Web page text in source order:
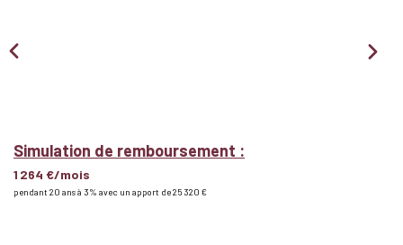
Simulation de remboursement :
1 264 €/mois
pendant 20 ans à 3% avec un apport de 25 320 €